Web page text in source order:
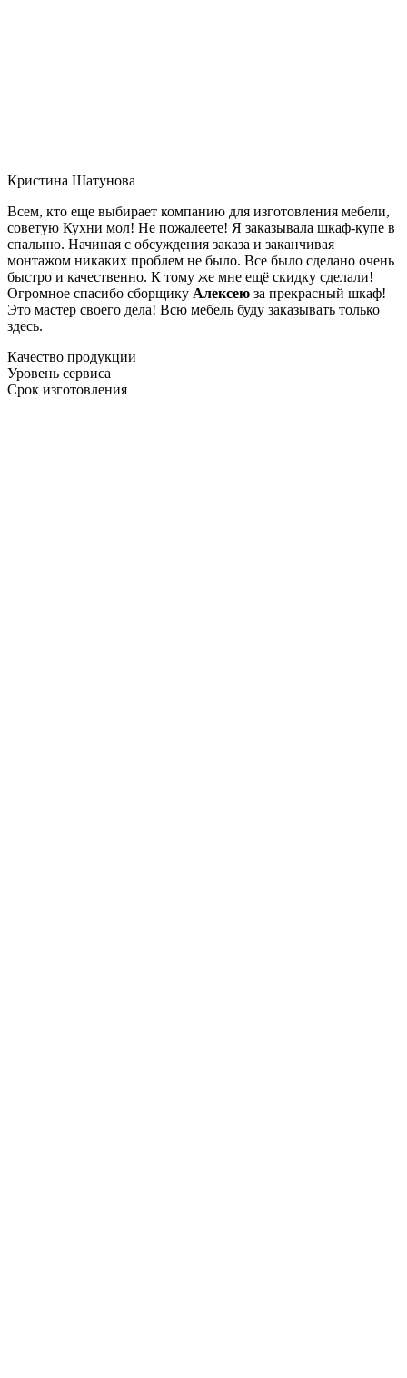
Кристина Шатунова
Всем, кто еще выбирает компанию для изготовления мебели,
советую Кухни мол! Не пожалеете! Я заказывала шкаф-купе в
спальню. Начиная с обсуждения заказа и заканчивая
монтажом никаких проблем не было. Все было сделано очень
быстро и качественно. К тому же мне ещё скидку сделали!
Огромное спасибо сборщику Алексею за прекрасный шкаф!
Это мастер своего дела! Всю мебель буду заказывать только
здесь.
Качество продукции
Уровень сервиса
Срок изготовления